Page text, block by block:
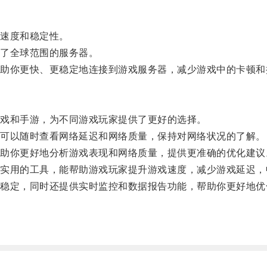
和稳定性。
球范围的服务器。
更快、更稳定地连接到游戏服务器，减少游戏中的卡顿和
手游，为不同游戏玩家提供了更好的选择。
随时查看网络延迟和网络质量，保持对网络状况的了解。
更好地分析游戏表现和网络质量，提供更准确的优化建议
的工具，能帮助游戏玩家提升游戏速度，减少游戏延迟，
，同时还提供实时监控和数据报告功能，帮助你更好地优